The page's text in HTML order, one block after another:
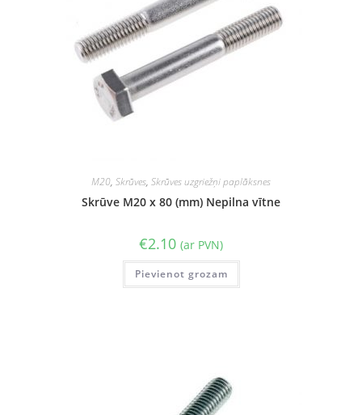
M20, Skrūves, Skrūves uzgriežņi paplāksnes
Skrūve M20 x 80 (mm) Nepilna vītne
€2.10 (ar PVN)
Pievienot grozam